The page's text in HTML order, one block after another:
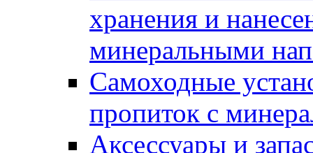
хранения и
минеральными
Самоходные
пропиток с
Аксессуары и